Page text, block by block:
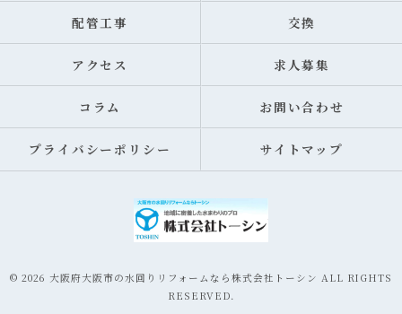
配管工事 交換
アクセス 求人募集
コラム お問い合わせ
プライバシーポリシー サイトマップ
© 2026 大阪府大阪市の水回りリフォームなら株式会社トーシン ALL RIGHTS
RESERVED.